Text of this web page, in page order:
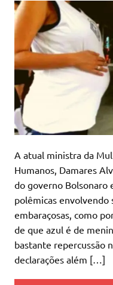
A atual ministra da
Humanos, Damares
do governo Bolsonaro
polêmicas envolvendo
embaraçosas, como
de que azul é de
bastante repercussão
declarações além […]